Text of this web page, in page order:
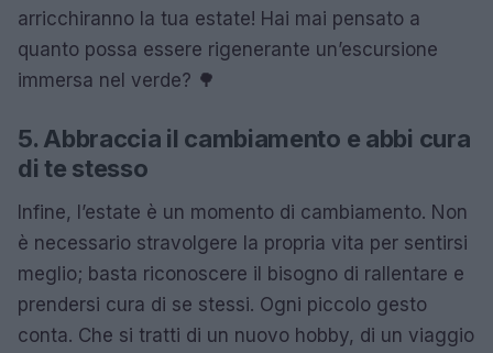
arricchiranno la tua estate! Hai mai pensato a
quanto possa essere rigenerante un’escursione
immersa nel verde? 🌳
5. Abbraccia il cambiamento e abbi cura
di te stesso
Infine, l’estate è un momento di cambiamento. Non
è necessario stravolgere la propria vita per sentirsi
meglio; basta riconoscere il bisogno di rallentare e
prendersi cura di se stessi. Ogni piccolo gesto
conta. Che si tratti di un nuovo hobby, di un viaggio